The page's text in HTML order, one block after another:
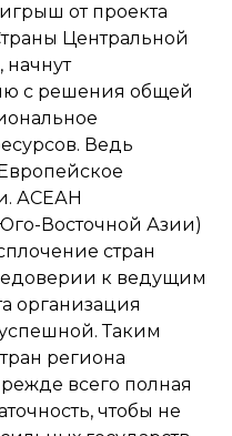
от проекта
Центральной
с решения общей
Ведь
АСЕАН
Восточной Азии)
стран
к ведущим
организация
Таким
региона
всего полная
чтобы не